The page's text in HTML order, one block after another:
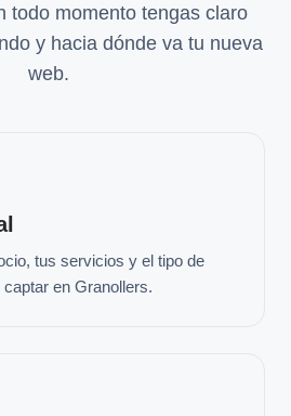
todo momento tengas claro
y hacia dónde va tu nueva
web.
tus servicios y el tipo de
en Granollers.